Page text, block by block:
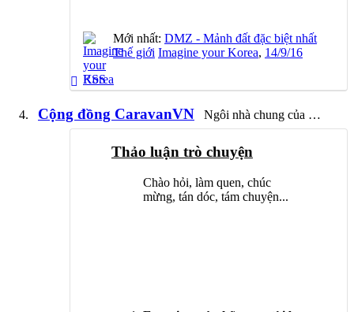
Mới nhất: DMZ - Mảnh đất đặc biệt nhất
Thế giới Imagine your Korea, 14/9/16
RSS
Cộng đồng CaravanVN Ngôi nhà chung của câu lạc bộ
Thảo luận trò chuyện
Chào hỏi, làm quen, chúc
mừng, tán dóc, tám chuyện...